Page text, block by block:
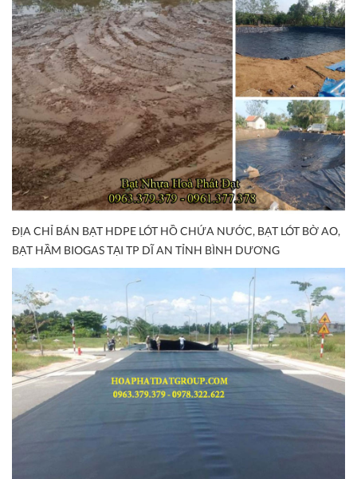
ĐỊA CHỈ BÁN BẠT HDPE LÓT HỒ CHỨA NƯỚC, BẠT LÓT BỜ AO,
BẠT HẦM BIOGAS TẠI TP DĨ AN TỈNH BÌNH DƯƠNG